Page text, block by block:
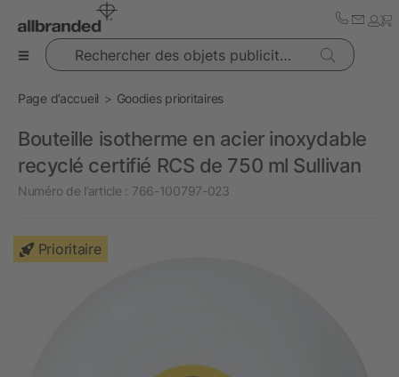
Rechercher des objets publicitaires
Page d’accueil Goodies prioritaires
Bouteille isotherme en acier inoxydable
recyclé certifié RCS de 750 ml Sullivan
Numéro de l’article : 766-100797-023
Prioritaire